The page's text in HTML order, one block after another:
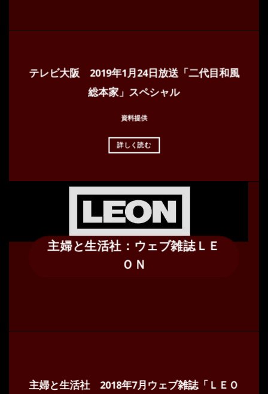
テレビ大阪 2019年1月24日放送「二代目和風
総本家」スペシャル
資料提供
詳しく読む
主婦と生活社：ウェブ雑誌ＬＥ
ＯＮ
主婦と生活社 2018年7月ウェブ雑誌「ＬＥＯ